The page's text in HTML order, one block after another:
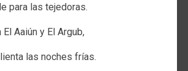
para las tejedoras.
El Aaiún y El Argub,
las noches frías.